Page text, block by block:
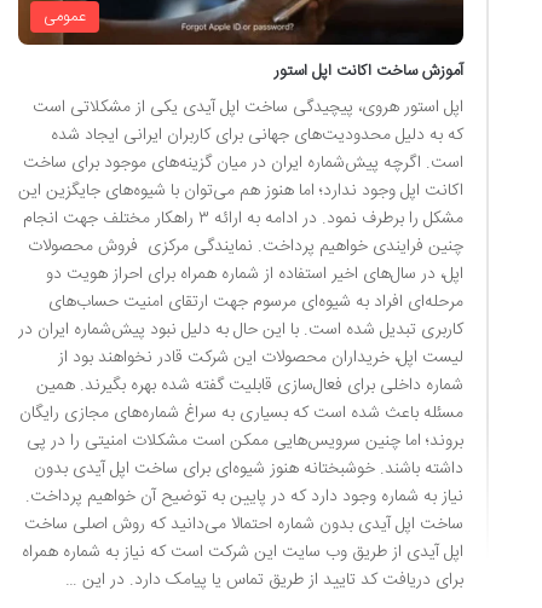
عمومی
آموزش ساخت اکانت اپل استور
اپل استور هروی، پیچیدگی ساخت اپل آیدی یکی از مشکلاتی است
که به دلیل محدودیت‌های جهانی برای کاربران ایرانی ایجاد شده
است. اگرچه پیش‌شماره ایران در میان گزینه‌های موجود برای ساخت
اکانت اپل وجود ندارد؛ اما هنوز هم می‌توان با شیوه‌های جایگزین این
مشکل را برطرف نمود. در ادامه به ارائه ۳ راهکار مختلف جهت انجام
چنین فرایندی خواهیم پرداخت. نمایندگی مرکزی فروش محصولات
اپل، در سال‌های اخیر استفاده از شماره همراه برای احراز هویت دو
مرحله‌ای افراد به شیوه‌ای مرسوم جهت ارتقای امنیت حساب‌های
کاربری تبدیل شده است. با این حال به دلیل نبود پیش‌شماره ایران در
لیست اپل، خریداران محصولات این شرکت قادر نخواهند بود از
شماره داخلی برای فعال‌سازی قابلیت گفته شده بهره بگیرند. همین
مسئله باعث شده است که بسیاری به سراغ شماره‌های مجازی رایگان
بروند؛ اما چنین سرویس‌هایی ممکن است مشکلات امنیتی را در پی
داشته باشند. خوشبختانه هنوز شیوه‌ای برای ساخت اپل آیدی بدون
نیاز به شماره وجود دارد که در پایین به توضیح آن خواهیم پرداخت.
ساخت اپل آیدی بدون شماره احتمالا می‌دانید که روش اصلی ساخت
اپل آیدی از طریق وب سایت این شرکت است که نیاز به شماره همراه
برای دریافت کد تایید از طریق تماس یا پیامک دارد. در این …